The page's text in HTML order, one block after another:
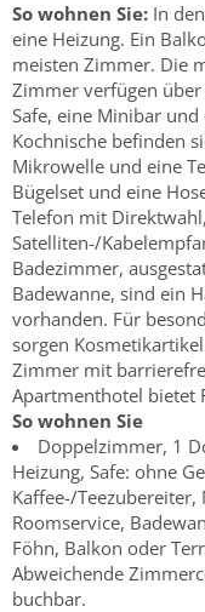
So wohnen Sie: In
eine Heizung. Ein
meisten Zimmer. Die
Zimmer verfügen
Safe, eine Minibar
Kochnische befinden
Mikrowelle und eine
Bügelset und eine
Telefon mit
Satelliten-/
Badezimmer,
Badewanne, sind ein
vorhanden. Für
sorgen
Zimmer mit
Apartmenthotel bietet
So wohnen Sie
Doppelzimmer, 1
Heizung, Safe: ohne
Kaffee-/
Roomservice,
Föhn, Balkon oder
Abweichende
buchbar.